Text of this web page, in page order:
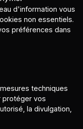
d'information vous
non essentiels.
préférences dans
techniques
protéger vos
la divulgation,